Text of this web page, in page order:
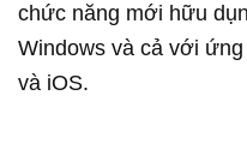
chức năng mới hữu
Windows và cả với
và iOS.